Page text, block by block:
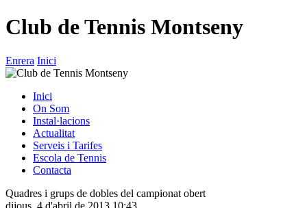
Club de Tennis Montseny
Enrera Inici
Inici
On Som
Instal·lacions
Actualitat
Serveis i Tarifes
Escola de Tennis
Contacta
Quadres i grups de dobles del campionat obert
dijous, 4 d'abril de 2013 10:43